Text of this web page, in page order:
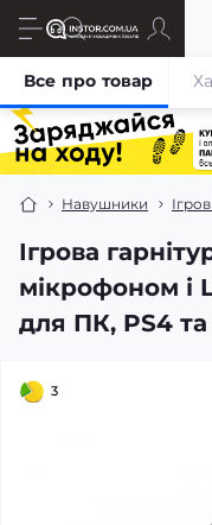
Навушники
Ігрова
мікрофоном і
для ПК, PS4 та
Все про товар
3